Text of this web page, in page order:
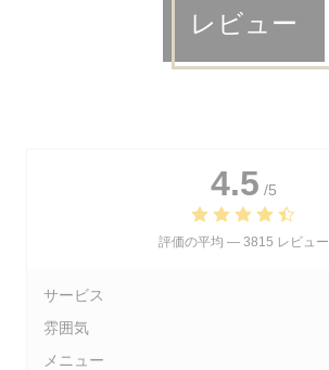
レビュー
4.5 /5
評価の平均 — 3815 レビュー
サービス
雰囲気
メニュー